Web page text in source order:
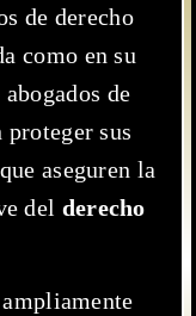
de derecho
como en su
de
proteger sus
aseguren la
del derecho